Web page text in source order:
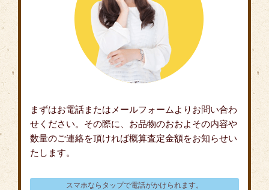
まずはお電話またはメールフォームよりお問い合わ
せください。その際に、お品物のおおよその内容や
数量のご連絡を頂ければ概算査定金額をお知らせい
たします。
スマホならタップで電話がかけられます。